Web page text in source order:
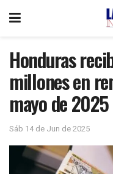
Honduras
millones en
mayo de 2025
Sáb 14 de Jun de 2025